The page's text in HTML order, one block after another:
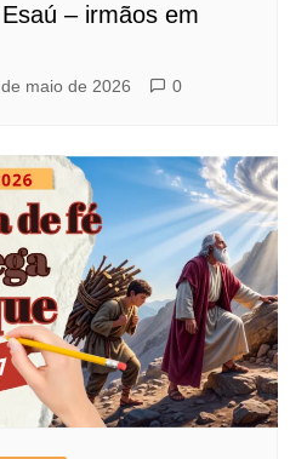
– irmãos em
maio de 2026 0